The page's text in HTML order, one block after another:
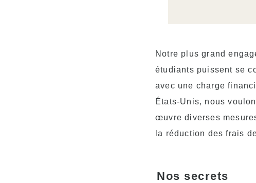
Notre plus grand
étudiants puissent se
avec une charge
États-Unis, nous
œuvre diverses
la réduction des frais
Nos secrets